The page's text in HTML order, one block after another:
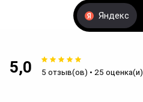
Яндекс
5,0 5 отзыв(ов) • 25 оценка(и)